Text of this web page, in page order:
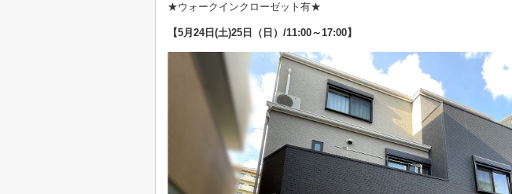
★ウォークインクローゼット有★
【5月24日(土)25日（日）/11:00～17:00】